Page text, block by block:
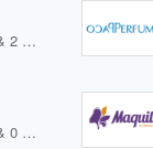
2 Cupones descuento & 2 Ofertas
7 Cupones descuento & 0 Ofertas